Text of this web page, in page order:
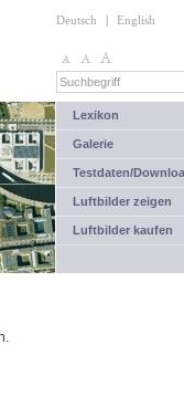
Deutsch | English
Lexikon
Galerie
Testdaten/
Luftbilder zeigen
Luftbilder kaufen